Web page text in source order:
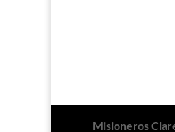
Misioneros